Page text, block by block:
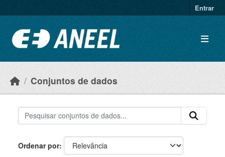
Entrar
Conjuntos de dados
Ordenar por